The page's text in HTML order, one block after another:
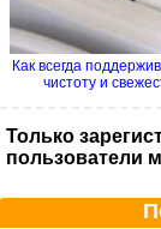
Как всегда
чистоту и
Только
пользователи